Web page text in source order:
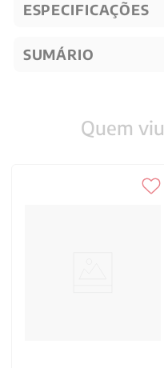
ESPECIFICAÇÕES
SUMÁRIO
Quem